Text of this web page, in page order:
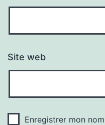
Site web
Enregistrer mon